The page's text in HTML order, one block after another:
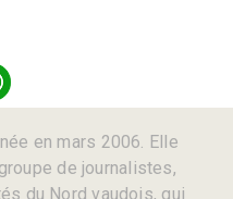
en mars 2006. Elle
de journalistes,
du Nord vaudois, qui